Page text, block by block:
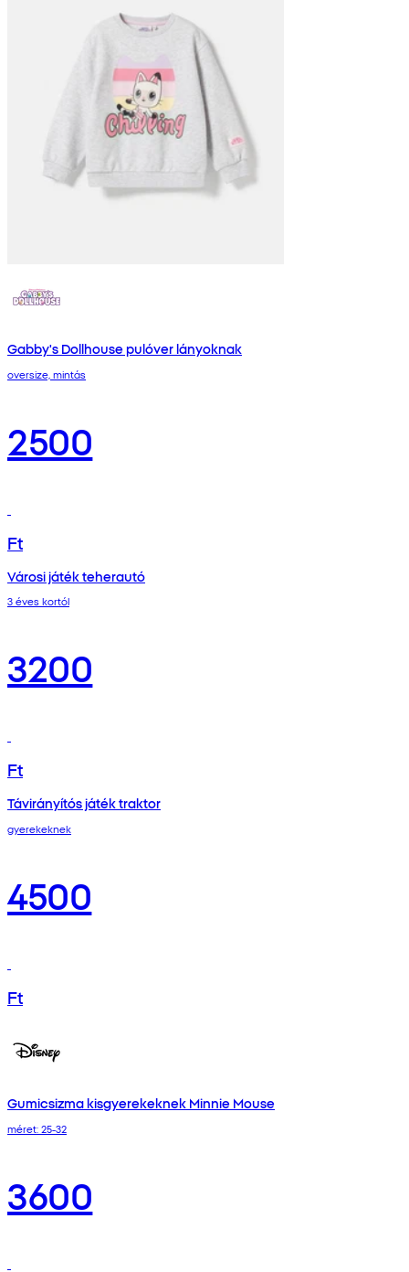
Gabby's Dollhouse pulóver lányoknak
oversize, mintás
2500
Ft
Városi játék teherautó
3 éves kortól
3200
Ft
Távirányítós játék traktor
gyerekeknek
4500
Ft
Gumicsizma kisgyerekeknek Minnie Mouse
méret: 25-32
3600